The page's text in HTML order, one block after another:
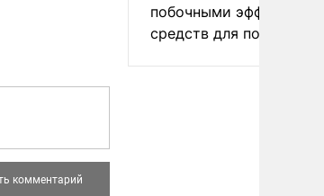
побочными эффектами
средств для похудения